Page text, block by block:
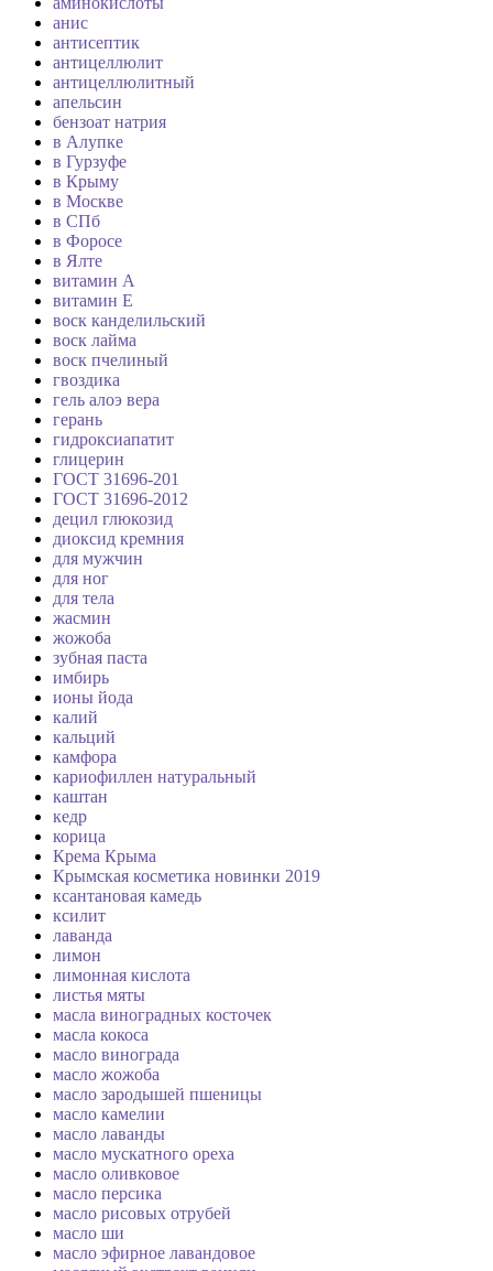
анис
антисептик
антицеллюлит
антицеллюлитный
апельсин
бензоат натрия
в Алупке
в Гурзуфе
в Крыму
в Москве
в СПб
в Форосе
в Ялте
витамин А
витамин Е
воск канделильский
воск лайма
воск пчелиный
гвоздика
гель алоэ вера
герань
гидроксиапатит
глицерин
ГОСТ 31696-201
ГОСТ 31696-2012
децил глюкозид
диоксид кремния
для мужчин
для ног
для тела
жасмин
жожоба
зубная паста
имбирь
ионы йода
калий
кальций
камфора
кариофиллен натуральный
каштан
кедр
корица
Крема Крыма
Крымская косметика новинки 2019
ксантановая камедь
ксилит
лаванда
лимон
лимонная кислота
листья мяты
масла виноградных косточек
масла кокоса
масло винограда
масло жожоба
масло зародышей пшеницы
масло камелии
масло лаванды
масло мускатного ореха
масло оливковое
масло персика
масло рисовых отрубей
масло ши
масло эфирное лавандовое